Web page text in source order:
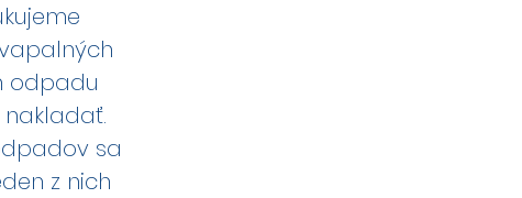
odpadu
sa
z nich